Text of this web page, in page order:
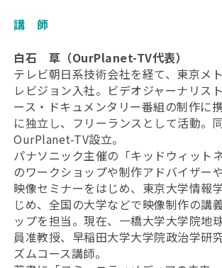
講 師
白石 草（OurPlanet-TV代表）
テレビ朝日系技術会社を経て、東京メ
レビジョン入社。ビデオジャーナリス
ース・ドキュメンタリー番組の制作に
に独立し、フリーランスとして活動。
OurPlanet-TV設立。
パナソニック主催の「キッドウィット
のワークショップや制作アドバイザー
映像セミナーをはじめ、東京大学情報
じめ、全国の大学などで映像制作の講
ップを担当。現在、一橋大学大学院地
員准教授、早稲田大学大学院政治学研
ズムコース講師。